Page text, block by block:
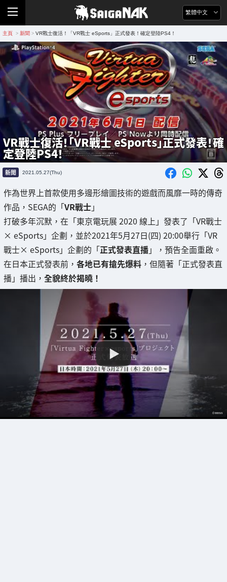
繁體中文
主頁 > 新聞 > VR戰士復活！「VR戰士 eSports」正式發表！確定登陸PS4！
VR戰士復活！「VR戰士 eSports」正式發表！確
定登陸PS4！
新聞 2021.05.27(Thu)
作為世界上首款使用多邊形繪圖技術的遊戲而風靡一時的傳奇
作品，SEGA的「VR戰士」
打破多年沉默，在「東京電玩展 2020 線上」發表了「VR戰士
× eSports」企劃，並於2021年5月27日(四) 20:00舉行「VR
戰士× eSports」企劃的「正式發表直播」，預告全面重啟。
在日本正式發表前， 各地已有搶先爆料 ，但隨著「正式發表直
播」播出， 全貌終於揭曉！